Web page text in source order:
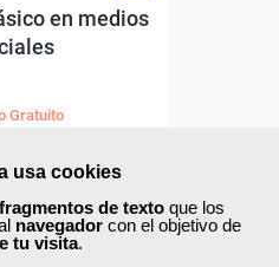
usa cookies
de texto que los
navegador con el objetivo de
tu visita.
en medios
Gratuito
España)
cerrada